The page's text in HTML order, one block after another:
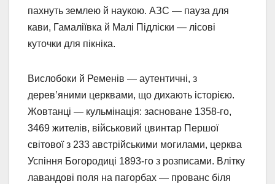
пахнуть землею й наукою. АЗС — пауза для
кави, Гамаліївка й Малі Підліски — лісові
куточки для пікніка.
Вислобоки й Ременів — аутентичні, з
дерев’яними церквами, що дихають історією.
Жовтанці — кульмінація: засноване 1358-го,
3469 жителів, військовий цвинтар Першої
світової з 233 австрійськими могилами, церква
Успіння Богородиці 1893-го з розписами. Влітку
лавандові поля на пагорбах — прованс біля